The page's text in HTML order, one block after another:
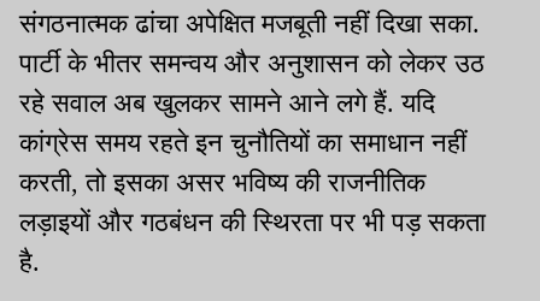
संगठनात्मक ढांचा अपेक्षित मजबूती नहीं दिखा सका.
पार्टी के भीतर समन्वय और अनुशासन को लेकर उठ
रहे सवाल अब खुलकर सामने आने लगे हैं. यदि
कांग्रेस समय रहते इन चुनौतियों का समाधान नहीं
करती, तो इसका असर भविष्य की राजनीतिक
लड़ाइयों और गठबंधन की स्थिरता पर भी पड़ सकता
है.